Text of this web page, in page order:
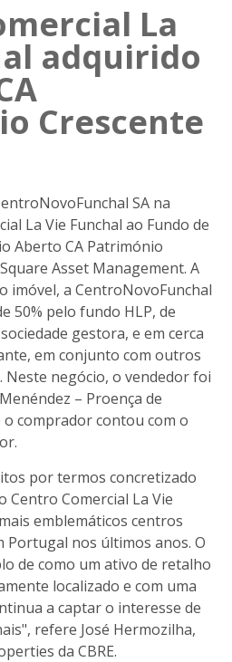
La
adquirido
Crescente
SA na
La Vie Funchal ao Fundo de
Aberto CA Património
Asset Management. A
imóvel, a CentroNovoFunchal
50% pelo fundo HLP, de
gestora, e em cerca
em conjunto com outros
negócio, o vendedor foi
– Proença de
comprador contou com o
por termos concretizado
Centro Comercial La Vie
emblemáticos centros
Portugal nos últimos anos. O
de como um ativo de retalho
localizado e com uma
a captar o interesse de
refere José Hermozilha,
da CBRE.